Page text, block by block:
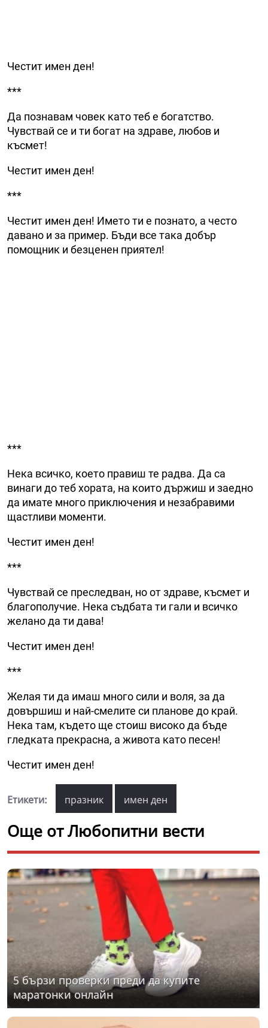
Честит имен ден!
***
Да познавам човек като теб е богатство.
Чувствай се и ти богат на здраве, любов и
късмет!
Честит имен ден!
***
Честит имен ден! Името ти е познато, а често
давано и за пример. Бъди все така добър
помощник и безценен приятел!
***
Нека всичко, което правиш те радва. Да са
винаги до теб хората, на които държиш и заедно
да имате много приключения и незабравими
щастливи моменти.
Честит имен ден!
***
Чувствай се преследван, но от здраве, късмет и
благополучие. Нека съдбата ти гали и всичко
желано да ти дава!
Честит имен ден!
***
Желая ти да имаш много сили и воля, за да
довършиш и най-смелите си планове до край.
Нека там, където ще стоиш високо да бъде
гледката прекрасна, а живота като песен!
Честит имен ден!
Етикети: празник имен ден
Още от Любопитни вести
5 бързи проверки преди да купите
маратонки онлайн